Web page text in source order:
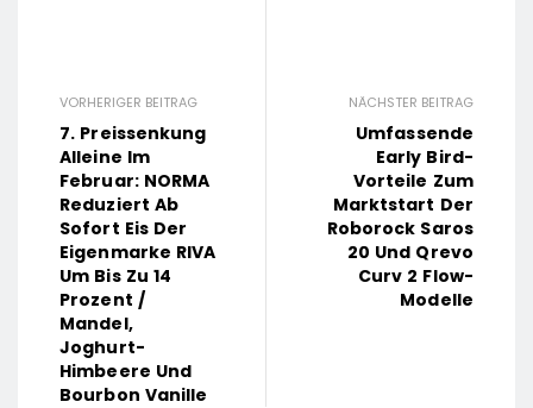
VORHERIGER BEITRAG
7. Preissenkung
Alleine Im
Februar: NORMA
Reduziert Ab
Sofort Eis Der
Eigenmarke RIVA
Um Bis Zu 14
Prozent /
Mandel,
Joghurt-
Himbeere Und
Bourbon Vanille
NÄCHSTER BEITRAG
Umfassende
Early Bird-
Vorteile Zum
Marktstart Der
Roborock Saros
20 Und Qrevo
Curv 2 Flow-
Modelle